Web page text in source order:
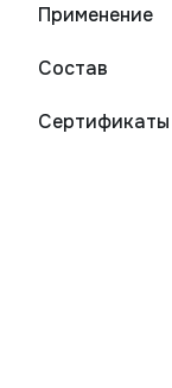
Применение
Состав
Сертификаты